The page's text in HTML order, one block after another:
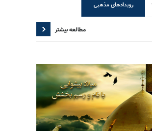
رویدادهای مذهبی
مطالعه بیشتر